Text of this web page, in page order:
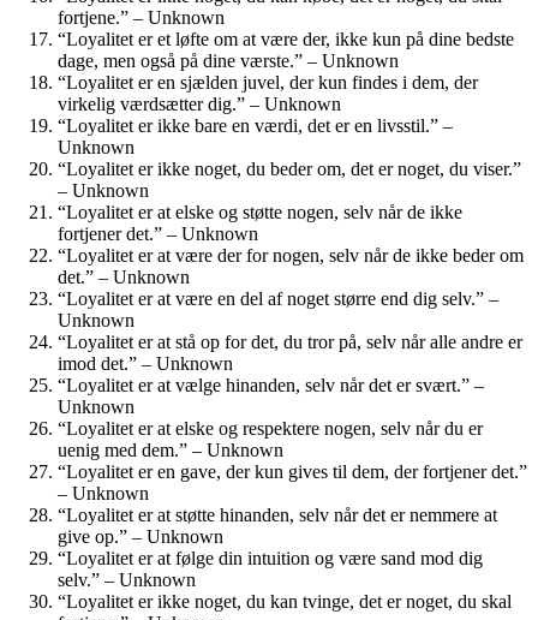
fortjene.” – Unknown
“Loyalitet er et løfte om at være der, ikke kun på dine bedste
dage, men også på dine værste.” – Unknown
“Loyalitet er en sjælden juvel, der kun findes i dem, der
virkelig værdsætter dig.” – Unknown
“Loyalitet er ikke bare en værdi, det er en livsstil.” –
Unknown
“Loyalitet er ikke noget, du beder om, det er noget, du viser.”
– Unknown
“Loyalitet er at elske og støtte nogen, selv når de ikke
fortjener det.” – Unknown
“Loyalitet er at være der for nogen, selv når de ikke beder om
det.” – Unknown
“Loyalitet er at være en del af noget større end dig selv.” –
Unknown
“Loyalitet er at stå op for det, du tror på, selv når alle andre er
imod det.” – Unknown
“Loyalitet er at vælge hinanden, selv når det er svært.” –
Unknown
“Loyalitet er at elske og respektere nogen, selv når du er
uenig med dem.” – Unknown
“Loyalitet er en gave, der kun gives til dem, der fortjener det.”
– Unknown
“Loyalitet er at støtte hinanden, selv når det er nemmere at
give op.” – Unknown
“Loyalitet er at følge din intuition og være sand mod dig
selv.” – Unknown
“Loyalitet er ikke noget, du kan tvinge, det er noget, du skal